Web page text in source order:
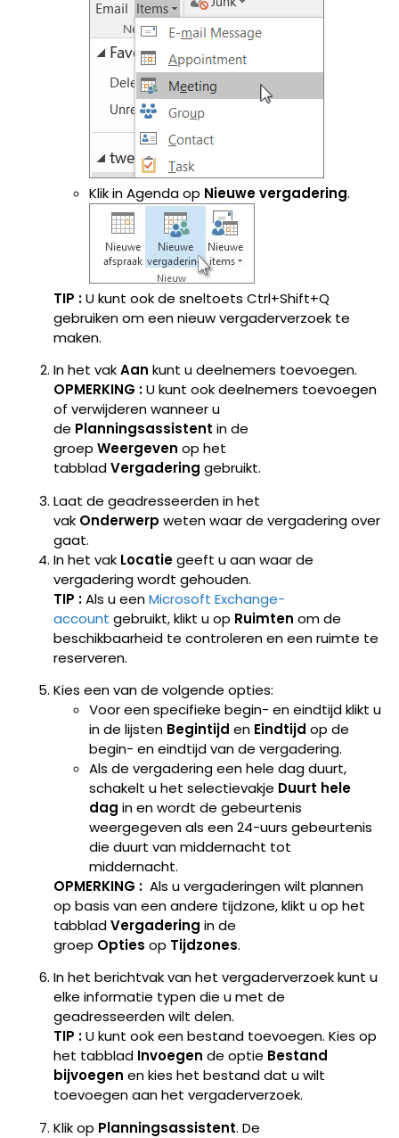
Klik in Agenda op Nieuwe vergadering.
TIP :U kunt ook de sneltoets Ctrl+Shift+Q
gebruiken om een nieuw vergaderverzoek te
maken.
In het vakAan kunt u deelnemers toevoegen.
OPMERKING :U kunt ook deelnemers toevoegen
of verwijderen wanneer u
de Planningsassistent in de
groep Weergeven op het
tabbladVergadering gebruikt.
Laat de geadresseerden in het
vak Onderwerp weten waar de vergadering over
gaat.
In het vak Locatiegeeft u aan waar de
vergadering wordt gehouden.
TIP :Als u eenMicrosoft Exchange-
account gebruikt, klikt u op Ruimten om de
beschikbaarheid te controleren en een ruimte te
reserveren.
Kies een van de volgende opties:
Voor een specifieke begin- en eindtijd klikt u
in de lijsten Begintijd en Eindtijd op de
begin- en eindtijd van de vergadering.
Als de vergadering een hele dag duurt,
schakelt u het selectievakje Duurt hele
dag in en wordt de gebeurtenis
weergegeven als een 24-uurs gebeurtenis
die duurt van middernacht tot
middernacht.
OPMERKING : Als u vergaderingen wilt plannen
op basis van een andere tijdzone, klikt u op het
tabbladVergadering in de
groep Opties op Tijdzones.
In het berichtvak van het vergaderverzoek kunt u
elke informatie typen die u met de
geadresseerden wilt delen.
TIP :U kunt ook een bestand toevoegen. Kies op
het tabblad Invoegen de optie Bestand
bijvoegen en kies het bestand dat u wilt
toevoegen aan het vergaderverzoek.
Klik op Planningsassistent. De